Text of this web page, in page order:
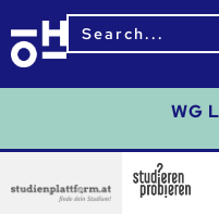
Search
for:
WG